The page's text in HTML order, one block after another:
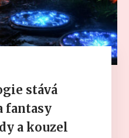
stává
fantasy
a kouzel